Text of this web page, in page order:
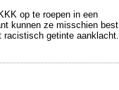
op te roepen in een
kunnen ze misschien best
racistisch getinte aanklacht.